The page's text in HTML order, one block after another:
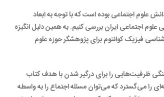
علوم اجتماعی بوده است که با توجه به ابعاد
علوم اجتماعی ایران بررسی کنیم. به همین دلیل انگیزه
فیزیک کوانتوم برای پژوهشگر حوزه علوم
ظرفیت‌هایی را برای درگیر شدن با هدف کتاب
را می‌گسترد که می‌توان مسئله اجتماع را به واسطه